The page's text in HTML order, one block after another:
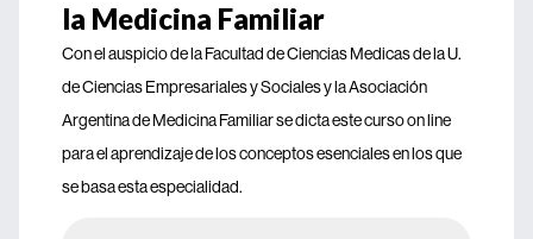
la Medicina Familiar
Con el auspicio de la Facultad de Ciencias Medicas de la U.
de Ciencias Empresariales y Sociales y la Asociación
Argentina de Medicina Familiar se dicta este curso on line
para el aprendizaje de los conceptos esenciales en los que
se basa esta especialidad.